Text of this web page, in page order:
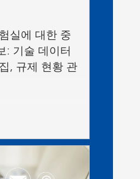
실에 대한 중
: 기술 데이터
, 규제 현황 관